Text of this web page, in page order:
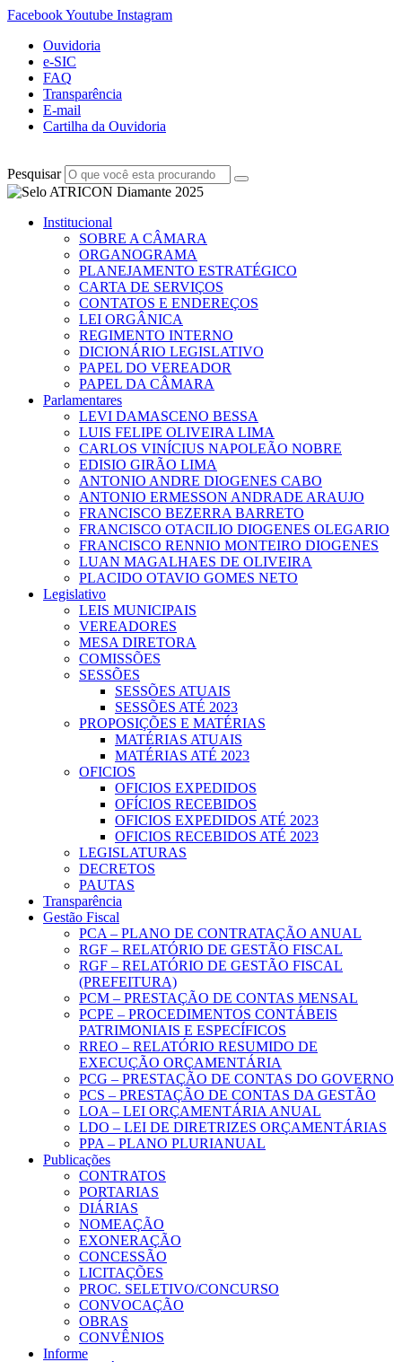
FacebookYoutube Instagram
Ouvidoria
e-SIC
FAQ
Transparência
E-mail
Cartilha da Ouvidoria
Pesquisar
Institucional
SOBRE A CÂMARA
ORGANOGRAMA
PLANEJAMENTO ESTRATÉGICO
CARTA DE SERVIÇOS
CONTATOS E ENDEREÇOS
LEI ORGÂNICA
REGIMENTO INTERNO
DICIONÁRIO LEGISLATIVO
PAPEL DO VEREADOR
PAPEL DA CÂMARA
Parlamentares
LEVI DAMASCENO BESSA
LUIS FELIPE OLIVEIRA LIMA
CARLOS VINÍCIUS NAPOLEÃO NOBRE
EDISIO GIRÃO LIMA
ANTONIO ANDRE DIOGENES CABO
ANTONIO ERMESSON ANDRADE ARAUJO
FRANCISCO BEZERRA BARRETO
FRANCISCO OTACILIO DIOGENES OLEGARIO
FRANCISCO RENNIO MONTEIRO DIOGENES
LUAN MAGALHAES DE OLIVEIRA
PLACIDO OTAVIO GOMES NETO
Legislativo
LEIS MUNICIPAIS
VEREADORES
MESA DIRETORA
COMISSÕES
SESSÕES
SESSÕES ATUAIS
SESSÕES ATÉ 2023
PROPOSIÇÕES E MATÉRIAS
MATÉRIAS ATUAIS
MATÉRIAS ATÉ 2023
OFICIOS
OFICIOS EXPEDIDOS
OFÍCIOS RECEBIDOS
OFICIOS EXPEDIDOS ATÉ 2023
OFICIOS RECEBIDOS ATÉ 2023
LEGISLATURAS
DECRETOS
PAUTAS
Transparência
Gestão Fiscal
PCA – PLANO DE CONTRATAÇÃO ANUAL
RGF – RELATÓRIO DE GESTÃO FISCAL
RGF – RELATÓRIO DE GESTÃO FISCAL
(PREFEITURA)
PCM – PRESTAÇÃO DE CONTAS MENSAL
PCPE – PROCEDIMENTOS CONTÁBEIS
PATRIMONIAIS E ESPECÍFICOS
RREO – RELATÓRIO RESUMIDO DE
EXECUÇÃO ORÇAMENTÁRIA
PCG – PRESTAÇÃO DE CONTAS DO GOVERNO
PCS – PRESTAÇÃO DE CONTAS DA GESTÃO
LOA – LEI ORÇAMENTÁRIA ANUAL
LDO – LEI DE DIRETRIZES ORÇAMENTÁRIAS
PPA – PLANO PLURIANUAL
Publicações
CONTRATOS
PORTARIAS
DIÁRIAS
NOMEAÇÃO
EXONERAÇÃO
CONCESSÃO
LICITAÇÕES
PROC. SELETIVO/CONCURSO
CONVOCAÇÃO
OBRAS
CONVÊNIOS
Informe